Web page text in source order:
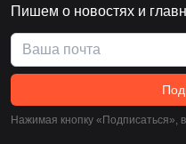
Пишем о новостях и
Нажимая кнопку «Подписаться»,